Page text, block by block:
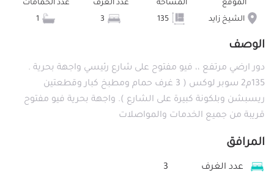
الموقع
الشيخ زايد
المساحة
عدد الغرف
عدد الحمامات
الوصف
دور ارضي مرتفع ،، فيو مفتوح على شارع رئيسي واجهة بحرية .
135م2 سوبر لوكس ( 3 غرف حمام ومطبخ كبار وقطعتين
ريسبشن وبلكونة كبيرة على الشارع ). واجهة بحرية فيو مفتوح
قريبة من جميع الخدمات والمواصلات
المرافق
عدد الغرف 3